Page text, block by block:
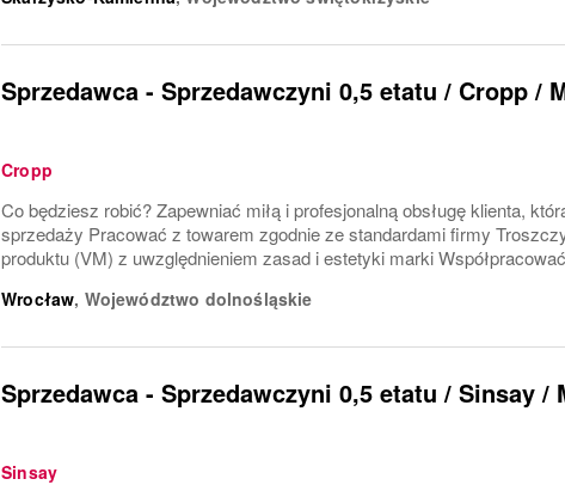
Sprzedawca - Sprzedawczyni 0,5 etatu / Cropp /
Cropp
Co będziesz robić? Zapewniać miłą i profesjonalną obsługę klienta,
sprzedaży Pracować z towarem zgodnie ze standardami firmy
produktu (VM) z uwzględnieniem zasad i estetyki marki
Wrocław, Województwo dolnośląskie
Sprzedawca - Sprzedawczyni 0,5 etatu / Sinsay
Sinsay